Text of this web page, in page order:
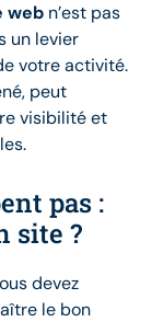
web n’est pas
un levier
votre activité.
peut
visibilité et
pas :
site ?
devez
le bon